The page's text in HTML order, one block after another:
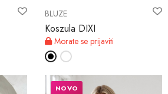
BLUZE
Koszula DIXI
Morate se prijaviti
NOVO